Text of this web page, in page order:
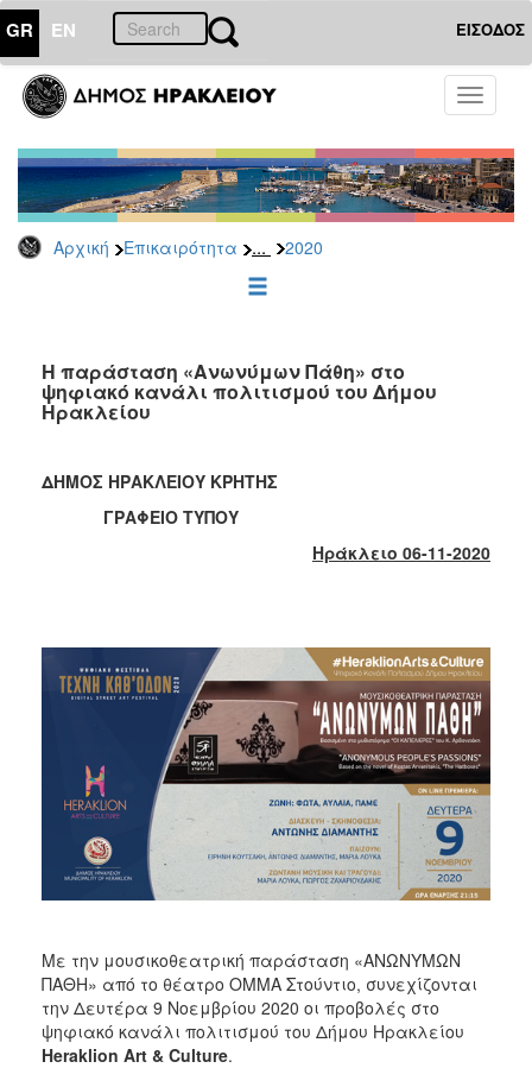
GR EN ΕΙΣΟΔΟΣ
Toggle
Αρχική Επικαιρότητα ... 2020
ΕΠΙΚΑΙΡΟΤΗΤΑ
Τύπου
Αρχείο
2026
2025
2022
2021
2019
2018
2013
2012
2010
2006
ΕΠΙΣΚΕΠΤΗΣ
ΗΡΑΚΛΕΙΟ
Η παράσταση «Ανωνύμων Πάθη» στο
ψηφιακό κανάλι πολιτισμού του Δήμου
Ηρακλείου
ΔΗΜΟΣ ΗΡΑΚΛΕΙΟΥ ΚΡΗΤΗΣ
ΓΡΑΦΕΙΟ ΤΥΠΟΥ
Ηράκλειο 06-11-2020
Με την μουσικοθεατρική παράσταση «ΑΝΩΝΥΜΩΝ
ΠΑΘΗ» από το θέατρο ΟΜΜΑ Στούντιο, συνεχίζονται
την Δευτέρα 9 Νοεμβρίου 2020 οι προβολές στο
ψηφιακό κανάλι πολιτισμού του Δήμου Ηρακλείου
Heraklion Art & Culture.